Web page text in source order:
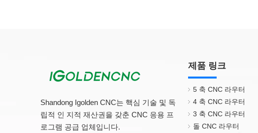
Shandong Igolden CNC는 핵심 기술 및 독
립적 인 지적 재산권을 갖춘 CNC 응용 프
로그램 공급 업체입니다.
제품 링크
5 축 CNC 라우터
4 축 CNC 라우터
3 축 CNC 라우터
돌 CNC 라우터